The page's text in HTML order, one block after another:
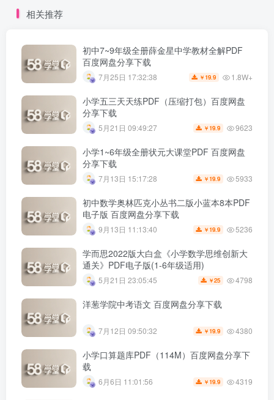
相关推荐
初中7~9年级全册薛金星中学教材全解PDF
百度网盘分享下载
7月25日 17:32:38 ￥ 19.9 1.8W+
小学五三天天练PDF（压缩打包）百度网盘
分享下载
5月21日 09:49:27 ￥ 19.9 9623
小学1~6年级全册状元大课堂PDF 百度网盘
分享下载
7月13日 15:17:28 ￥ 19.9 5933
初中数学奥林匹克小丛书二版小蓝本8本PDF
电子版 百度网盘分享下载
9月13日 11:13:40 ￥ 19.9 5236
学而思2022版大白盒《小学数学思维创新大
通关》PDF电子版(1-6年级适用)
5月21日 23:05:45 ￥25 4798
洋葱学院中考语文 百度网盘分享下载
7月12日 09:50:32 ￥ 19.9 4380
小学口算题库PDF（114M）百度网盘分享下
载
6月6日 11:01:56 ￥ 19.9 4319